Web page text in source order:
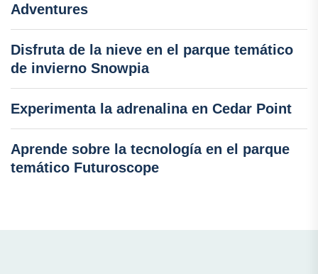
Adventures
Disfruta de la nieve en el parque temático
de invierno Snowpia
Experimenta la adrenalina en Cedar Point
Aprende sobre la tecnología en el parque
temático Futuroscope